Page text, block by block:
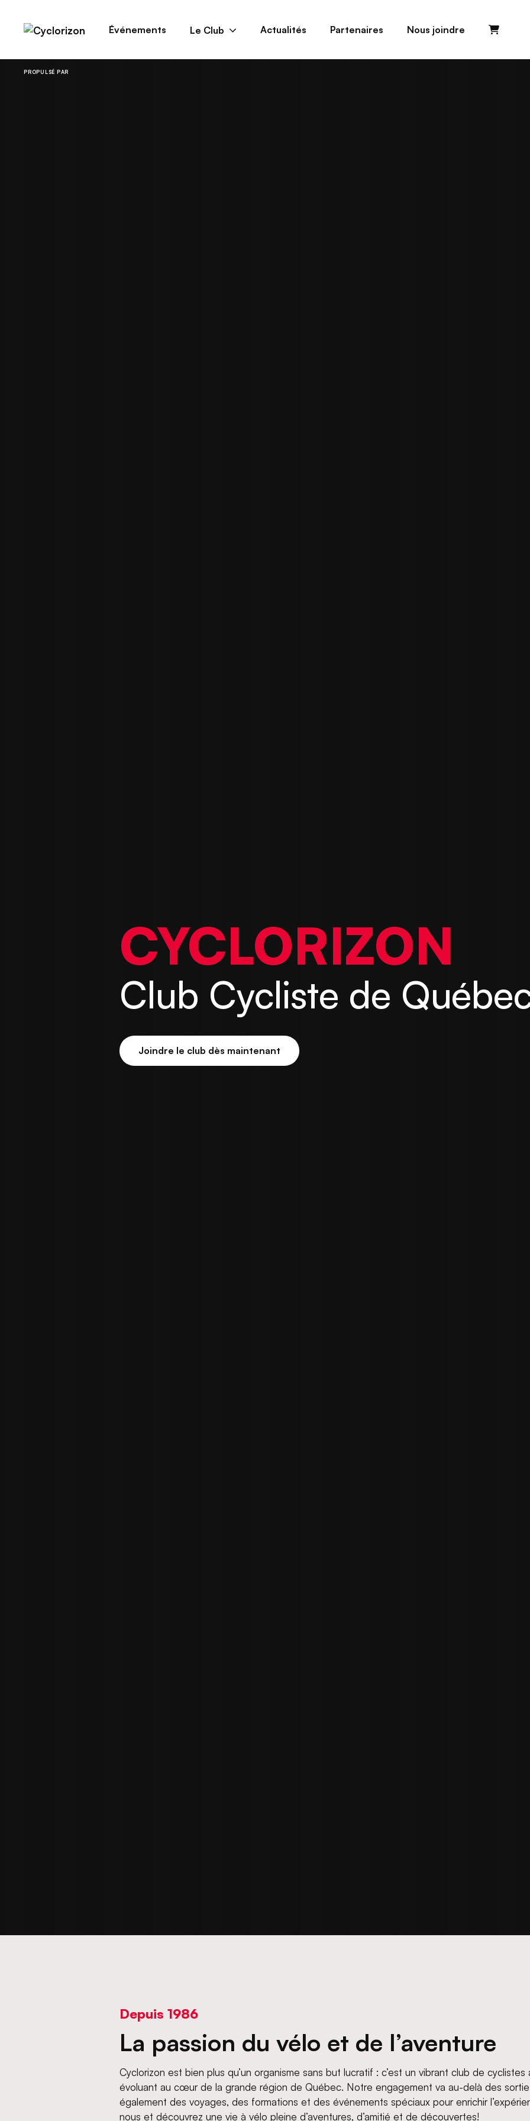
contenu
Événements Le Club Actualités Partenaires Nous joindre
PROPULSÉ PAR
CYCLORIZON
Club Cycliste de
Joindre le club dès maintenant
Depuis 1986
La passion du vélo et de l’aventure
Cyclorizon est bien plus qu’un organisme sans but lucratif : c’est un vibrant club de
évoluant au cœur de la grande région de Québec. Notre engagement va au-delà des
également des voyages, des formations et des événements spéciaux pour enrichir
nous et découvrez une vie à vélo pleine d’aventures, d’amitié et de découvertes!